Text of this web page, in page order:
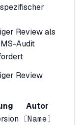
Review als
Audit
Review
Autor
〔Name〕